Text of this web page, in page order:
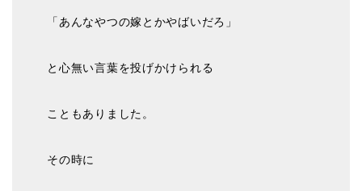
「あんなやつの嫁とかやばいだろ」
と心無い言葉を投げかけられる
こともありました。
その時に